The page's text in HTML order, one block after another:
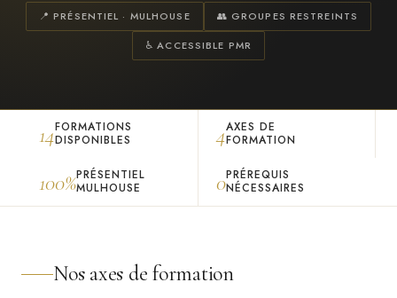
📍 PRÉSENTIEL · MULHOUSE 👥 GROUPES RESTREINTS
♿ ACCESSIBLE PMR
14FORMATIONS
DISPONIBLES
4AXES DE
FORMATION
100%PRÉSENTIEL
MULHOUSE
0PRÉREQUIS
NÉCESSAIRES
Nos axes de formation